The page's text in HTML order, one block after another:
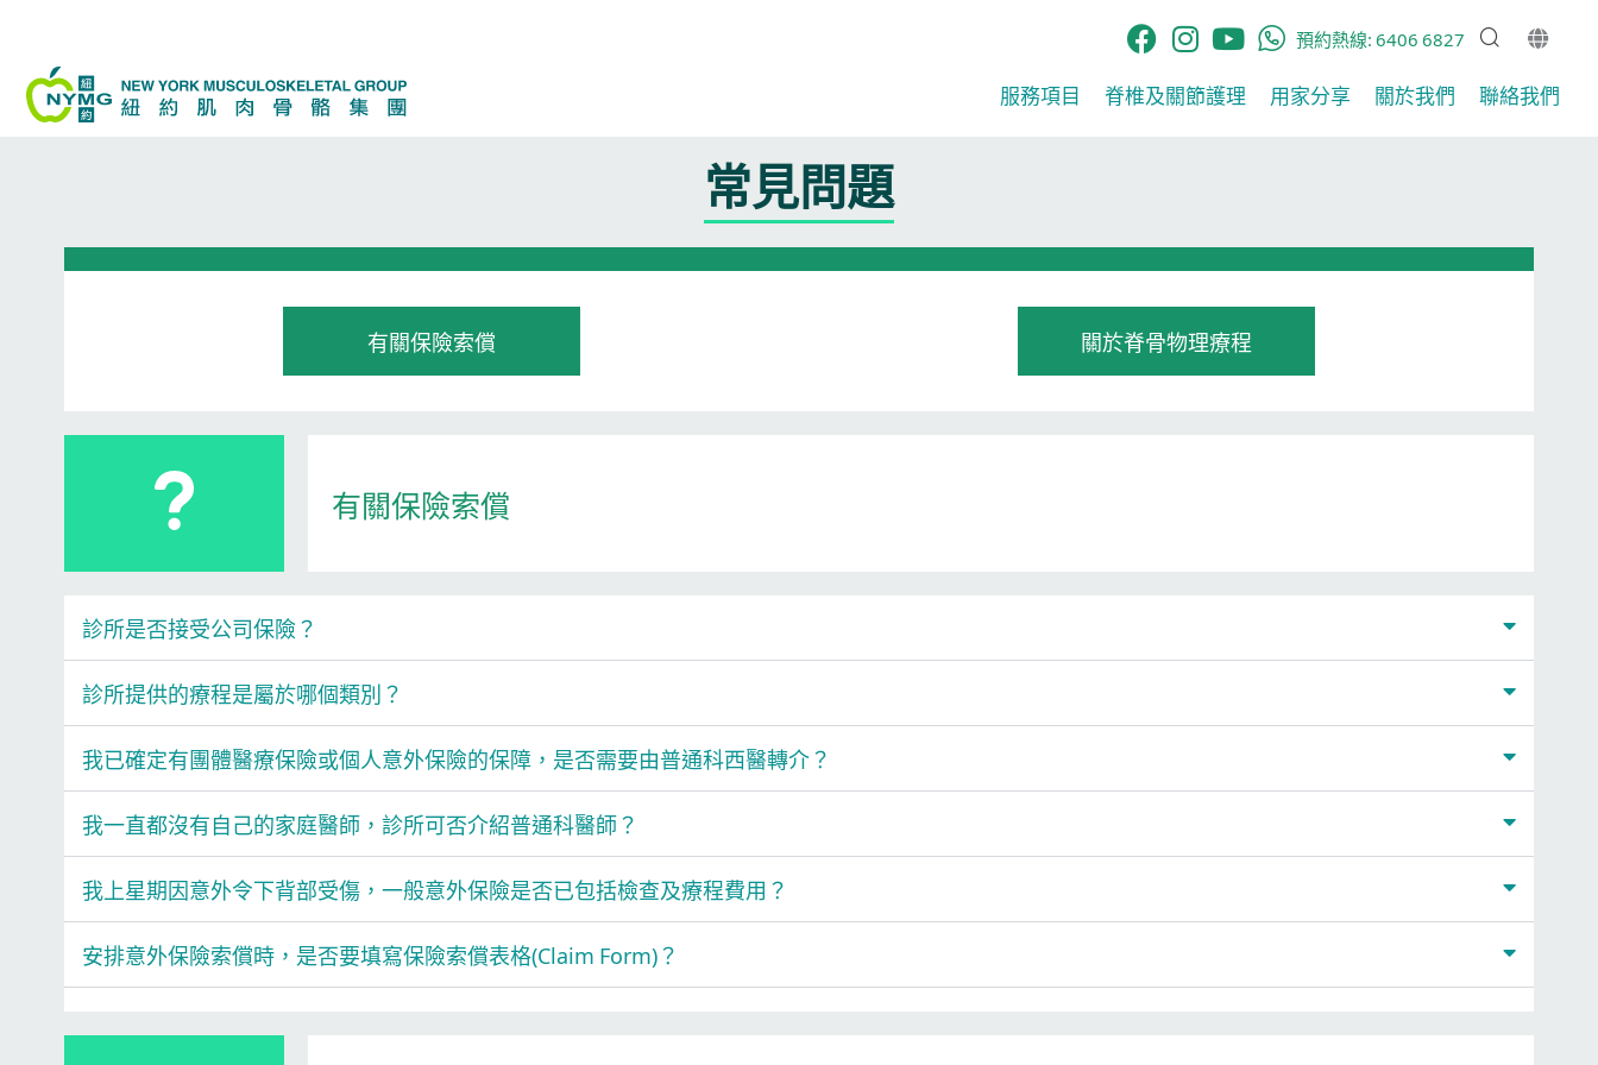
content
預約熱線:6406 6827
服務項目​ 脊椎及關節護理​ 用家分享​ 關於我們 聯絡我們
常見問題
有關保險索償 關於脊骨物理療程
有關保險索償
診所是否接受公司保險？
診所提供的療程是屬於哪個類別？
我已確定有團體醫療保險或個人意外保險的保障，是否需要由普通科西醫轉介？
我一直都沒有自己的家庭醫師，診所可否介紹普通科醫師？
我上星期因意外令下背部受傷，一般意外保險是否已包括檢查及療程費用？
安排意外保險索償時，是否要填寫保險索償表格(Claim Form)？